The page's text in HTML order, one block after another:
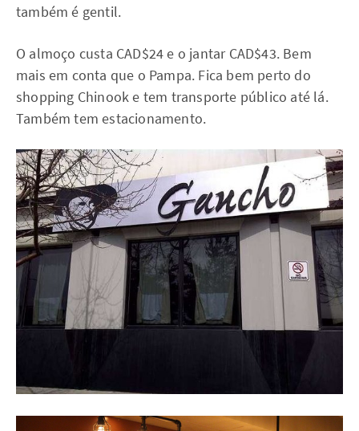
também é gentil.
O almoço custa CAD$24 e o jantar CAD$43. Bem
mais em conta que o Pampa. Fica bem perto do
shopping Chinook e tem transporte público até lá.
Também tem estacionamento.